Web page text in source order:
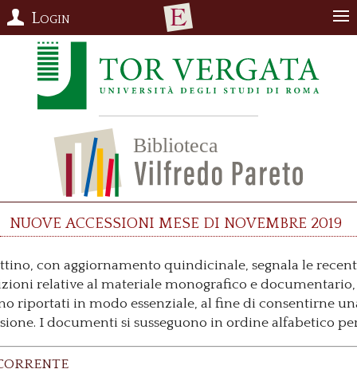
Login
Nuove accessioni mese di novembre 2019
con aggiornamento quindicinale, segnala le
relative al materiale monografico e
riportati in modo essenziale, al fine di consentirne
I documenti si susseguono in ordine alfabetico